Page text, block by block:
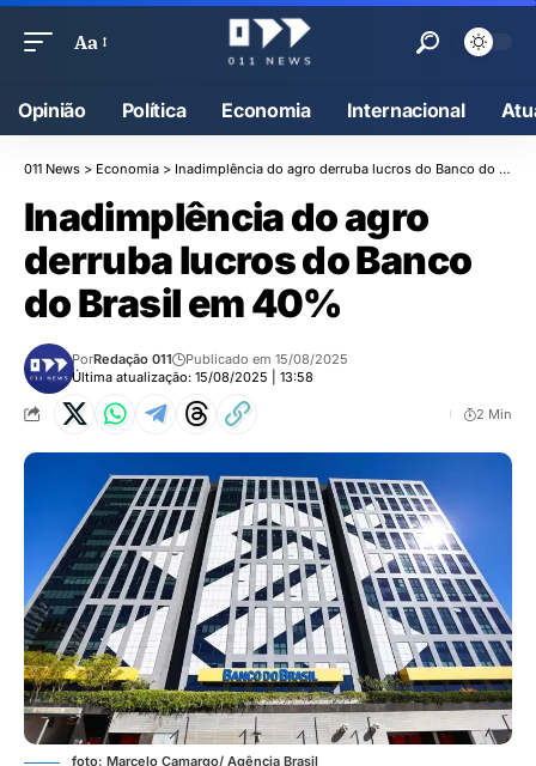
Aa
Opinião Política Economia Internacional
011 News > Economia > Inadimplência do agro derruba lucros do Banco do Brasil em 40%
Inadimplência do agro
derruba lucros do Banco
do Brasil em 40%
Última atualização: 15/08/2025 | 13:58
PorRedação 011 Publicado em 15/08/2025
2 Min
foto: Marcelo Camargo/ Agência Brasil